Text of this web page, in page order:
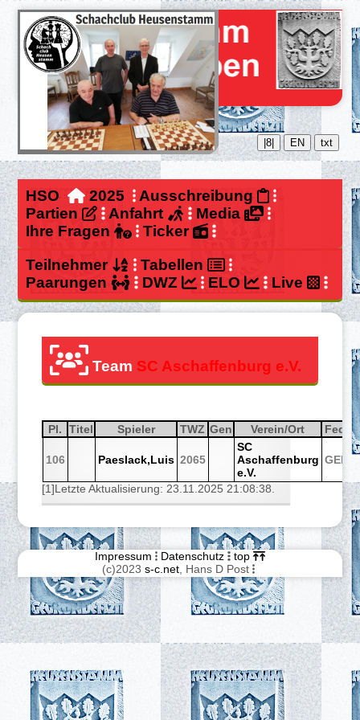
|8| EN txt
HSO 2025
Ausschreibung
Partien
Anfahrt
Media
Ihre Fragen
Ticker
Teilnehmer
Tabellen
Paarungen
DWZ ELO Live
Team SC Aschaffenburg e.V.
Pl.
Sortiere aufsteigend nach
Pl. Titel
Sortiere aufsteigend nach
Titel SpielerSortiere aufsteigend nach
Spieler TWZ
Sortiere aufsteigend nach
TWZ Gen
Sortiere aufsteigend nach
Gen Verein/Ort
Sortiere
Verein/Ort Fed.
Fed. S
106 Paeslack,Luis 2065
SC
Aschaffenburg
e.V.
GER
[1]Letzte Aktualisierung: 23.11.2025 21:08:38.
Impressum Datenschutz
top
(c)2023 s-c.net, Hans D Post